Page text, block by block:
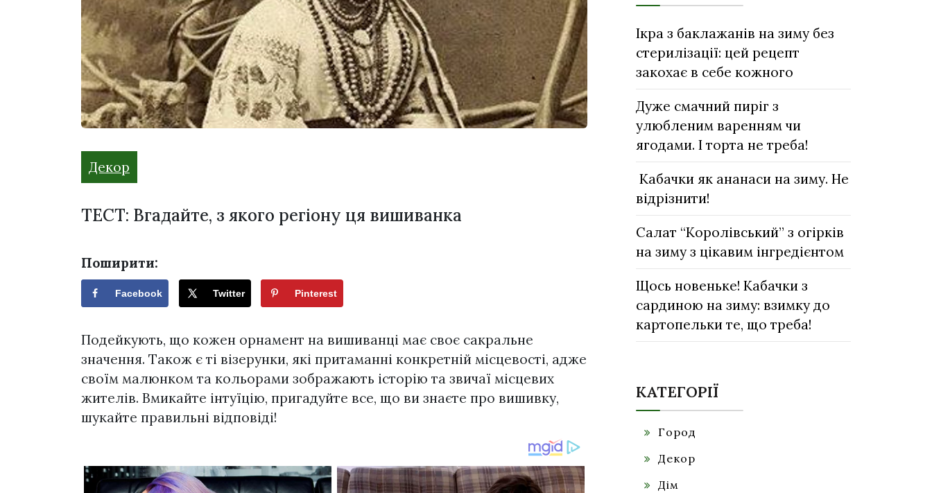
Декор
ТЕСТ: Вгадайте, з якого регіону ця вишиванка
Поширити:
Facebook Twitter Pinterest
Подейкують, що кожен орнамент на вишиванці має своє сакральне
значення. Також є ті візерунки, які притаманні конкретній місцевості, адже
своїм малюнком та кольорами зображають історію та звичаї місцевих
жителів. Вмикайте інтуїцію, пригадуйте все, що ви знаєте про вишивку,
шукайте правильні відповіді!
Ікра з баклажанів на зиму без
стерилізації: цей рецепт
закохає в себе кожного
Дуже смачний пиріг з
улюбленим варенням чи
ягодами. І торта не треба!
Кабачки як ананаси на зиму. Не
відрізнити!
Салат “Королівський” з огірків
на зиму з цікавим інгредієнтом
Щось новеньке! Кабачки з
сардиною на зиму: взимку до
картопельки те, що треба!
КАТЕГОРІЇ
Город
Декор
Дім